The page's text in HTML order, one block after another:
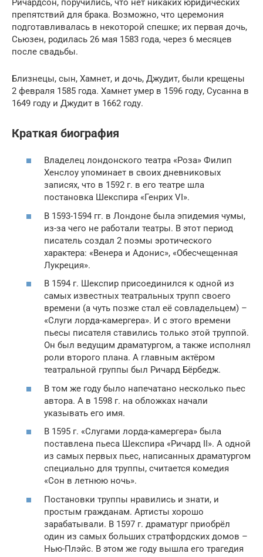
Ричардсон, поручились, что нет никаких юридических
препятствий для брака. Возможно, что церемония
подготавливалась в некоторой спешке; их первая дочь,
Сьюзен, родилась 26 мая 1583 года, через 6 месяцев
после свадьбы.
Близнецы, сын, Хамнет, и дочь, Джудит, были крещены
2 февраля 1585 года. Хамнет умер в 1596 году, Сусанна в
1649 году и Джудит в 1662 году.
Краткая биография
Владелец лондонского театра «Роза» Филип
Хенслоу упоминает в своих дневниковых
записях, что в 1592 г. в его театре шла
постановка Шекспира «Генрих VI».
В 1593-1594 гг. в Лондоне была эпидемия чумы,
из-за чего не работали театры. В этот период
писатель создал 2 поэмы эротического
характера: «Венера и Адонис», «Обесчещенная
Лукреция».
В 1594 г. Шекспир присоединился к одной из
самых известных театральных трупп своего
времени (а чуть позже стал её совладельцем) –
«Слуги лорда-камергера». И с этого времени
пьесы писателя ставились только этой труппой.
Он был ведущим драматургом, а также исполнял
роли второго плана. А главным актёром
театральной группы был Ричард Бёрбедж.
В том же году было напечатано несколько пьес
автора. А в 1598 г. на обложках начали
указывать его имя.
В 1595 г. «Слугами лорда-камергера» была
поставлена пьеса Шекспира «Ричард II». А одной
из самых первых пьес, написанных драматургом
специально для труппы, считается комедия
«Сон в летнюю ночь».
Постановки труппы нравились и знати, и
простым гражданам. Артисты хорошо
зарабатывали. В 1597 г. драматург приобрёл
один из самых больших стратфордских домов –
Нью-Плэйс. В этом же году вышла его трагедия